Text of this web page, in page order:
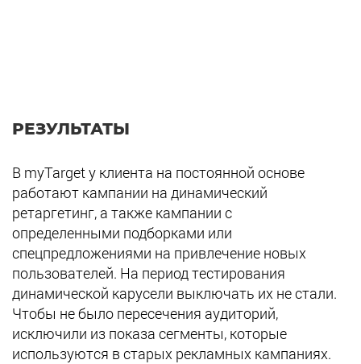
РЕЗУЛЬТАТЫ
В myTarget у клиента на постоянной основе
работают кампании на динамический
ретаргетинг, а также кампании с
определенными подборками или
спецпредложениями на привлечение новых
пользователей. На период тестирования
динамической карусели выключать их не стали.
Чтобы не было пересечения аудиторий,
исключили из показа сегменты, которые
используются в старых рекламных кампаниях.